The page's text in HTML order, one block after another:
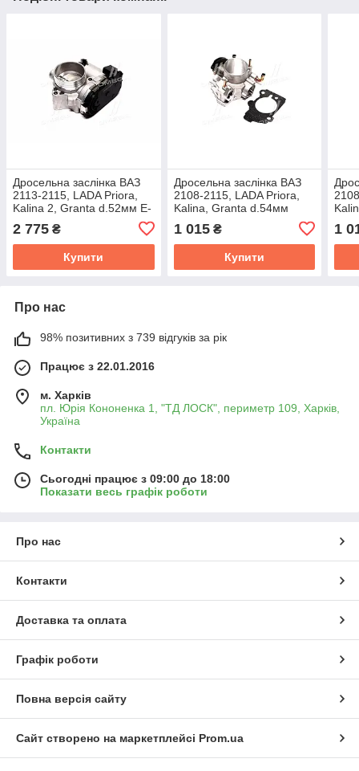
Дросельна заслінка ВАЗ
2113-2115, LADA Priora,
Kalina 2, Granta d.52мм Е-
ГАЗ 16 кл. (RIDER) 21126-
1148010
2 775 ₴
Купити
Дросельна заслінка ВАЗ
2108-2115, LADA Priora,
Kalina, Granta d.54мм
(RIDER) 2112-1148010-54
1 015₴
Купити
1
Про нас
98% позитивних з 739 відгуків за рік
Працює з 22.01.2016
м. Харків
пл. Юрія Кононенка 1, "ТД ЛОСК", периметр 109, Харків,
Україна
Контакти
Сьогодні працює з 09:00 до 18:00
Показати весь графік роботи
Про нас
Контакти
Доставка та оплата
Графік роботи
Повна версія сайту
Сайт створено на маркетплейсі Prom.ua